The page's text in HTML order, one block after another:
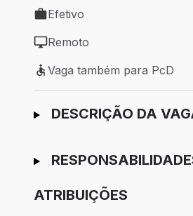
Tipo de vaga: Efetivo
Efetivo
Modelo de trabalho: Remoto
Remoto
Vaga também para PcD
Vaga também para PcD
Ir para candidatura
DESCRIÇÃO DA
ATRIBUIÇÕES